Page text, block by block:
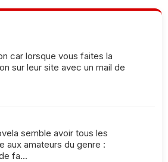
car lorsque vous faites la
sur leur site avec un mail de
semble avoir tous les
aux amateurs du genre :
fa...